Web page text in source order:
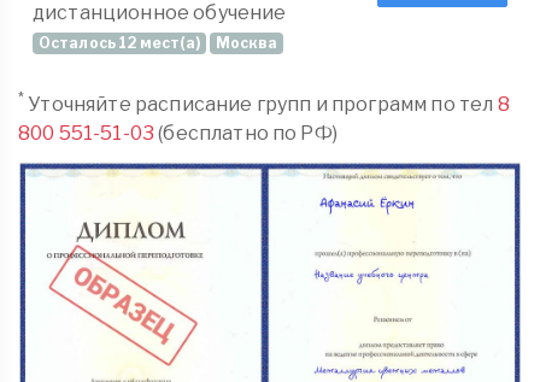
дистанционное обучение
Осталось 12 мест(а) Москва
* Уточняйте расписание групп и программ по тел 8
800 551-51-03 (бесплатно по РФ)